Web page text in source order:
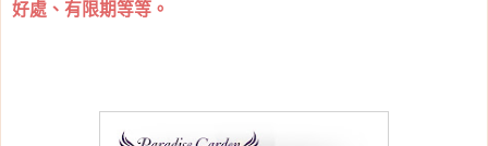
好處、有限期等等。